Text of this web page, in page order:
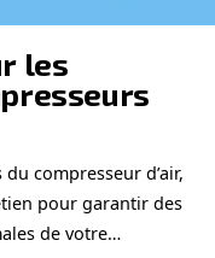
Suivez notre
et